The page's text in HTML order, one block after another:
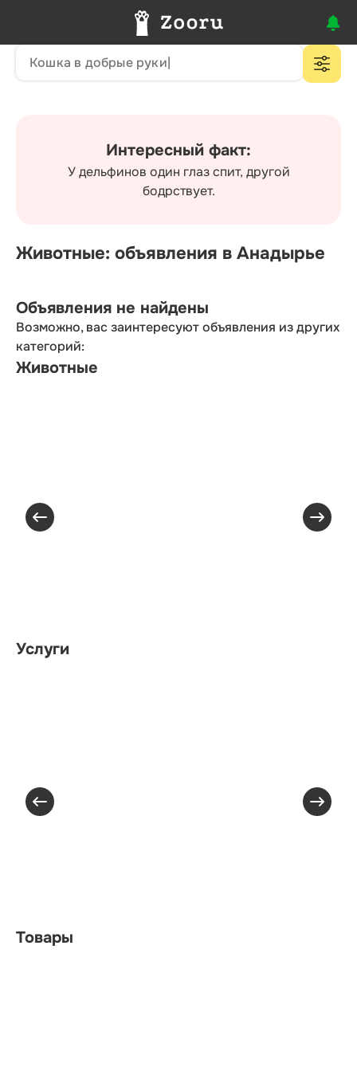
Интересный факт:
У дельфинов один глаз спит, другой
бодрствует.
Животные: объявления в Анадырье
Объявления не найдены
Возможно, вас заинтересуют объявления из других
категорий:
Животные
Услуги
Товары